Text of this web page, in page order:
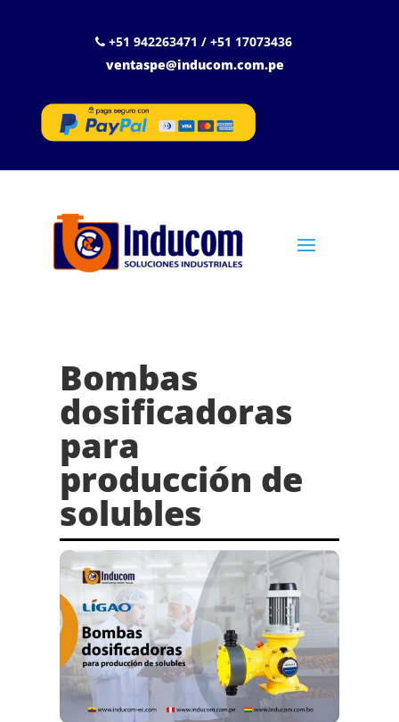
+51 942263471 / +51 17073436
ventaspe@inducom.com.pe
Bombas
dosificadoras
para
producción de
solubles